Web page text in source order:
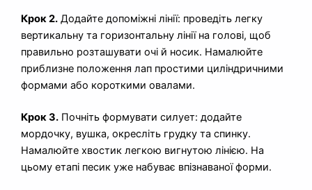
Крок 2. Додайте допоміжні лінії: проведіть легку
вертикальну та горизонтальну лінії на голові, щоб
правильно розташувати очі й носик. Намалюйте
приблизне положення лап простими циліндричними
формами або короткими овалами.
Крок 3. Почніть формувати силует: додайте
мордочку, вушка, окресліть грудку та спинку.
Намалюйте хвостик легкою вигнутою лінією. На
цьому етапі песик уже набуває впізнаваної форми.